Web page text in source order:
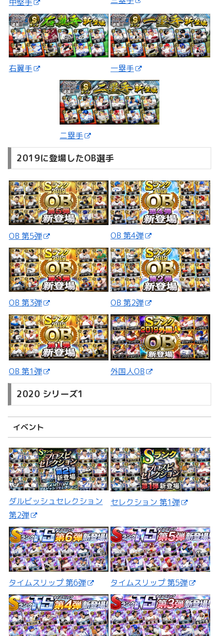
右翼手 一塁手
二塁手
2019に登場したOB選手
OB 第5弾 OB 第4弾
OB 第3弾 OB 第2弾
OB 第1弾 外国人OB
2020 シリーズ1
イベント
ダルビッシュセレクション
第2弾
セレクション 第1弾
タイムスリップ 第6弾 タイムスリップ 第5弾